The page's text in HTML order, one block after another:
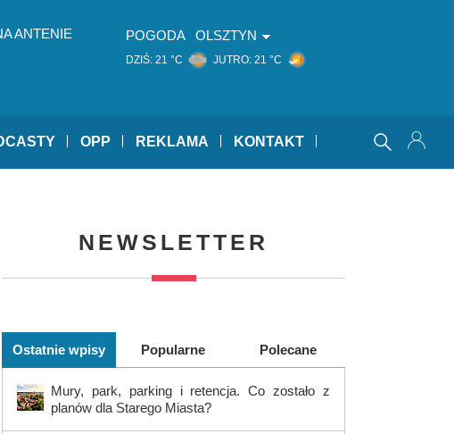
ANTENIE POGODA OLSZTYN
DZIŚ: 21 °C JUTRO: 21 °C
OPP REKLAMA KONTAKT
NEWSLETTER
Ostatnie wpisy Popularne Polecane
Mury, park, parking i retencja. Co zostało z
planów dla Starego Miasta?